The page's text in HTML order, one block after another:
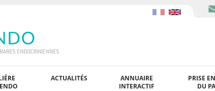
ACTUALITÉS
ANNUAIRE
INTERACTIF
PRISE
DU